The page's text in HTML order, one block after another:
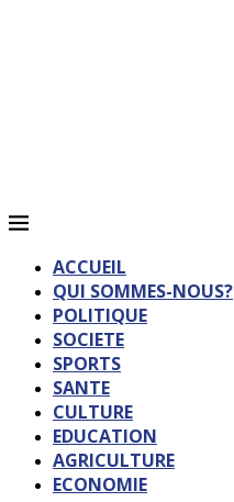
ACCUEIL
QUI SOMMES-NOUS?
POLITIQUE
SOCIETE
SPORTS
SANTE
CULTURE
EDUCATION
AGRICULTURE
ECONOMIE